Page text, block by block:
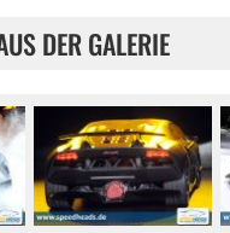
DER GALERIE